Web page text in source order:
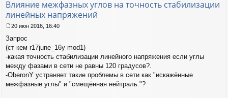
Влияние межфазных углов на точность стабилизации
линейных напряжений
о
о
б
е
н
и
20 июн 2016, 16:40
Запрос
(ст кем r17june_16y mod1)
-какая точность стабилизации линейного напряжения если углы
между фазами в сети не равны 120 градусов?.
-OberonY устраняет такие проблемы в сети как "искажённые
межфазные углы" и "смещённая нейтраль."?